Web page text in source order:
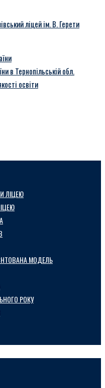
в Тернопільській обл.
освіти
ЛІЦЕЮ
МОДЕЛЬ
РОКУ